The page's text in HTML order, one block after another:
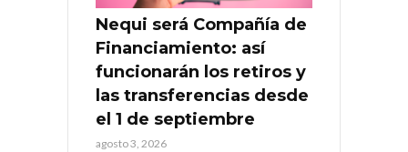
Nequi será Compañía de
Financiamiento: así
funcionarán los retiros y
las transferencias desde
el 1 de septiembre
agosto 3, 2026